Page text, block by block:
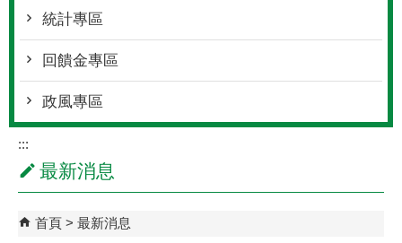
統計專區
回饋金專區
政風專區
:::
最新消息
首頁 最新消息